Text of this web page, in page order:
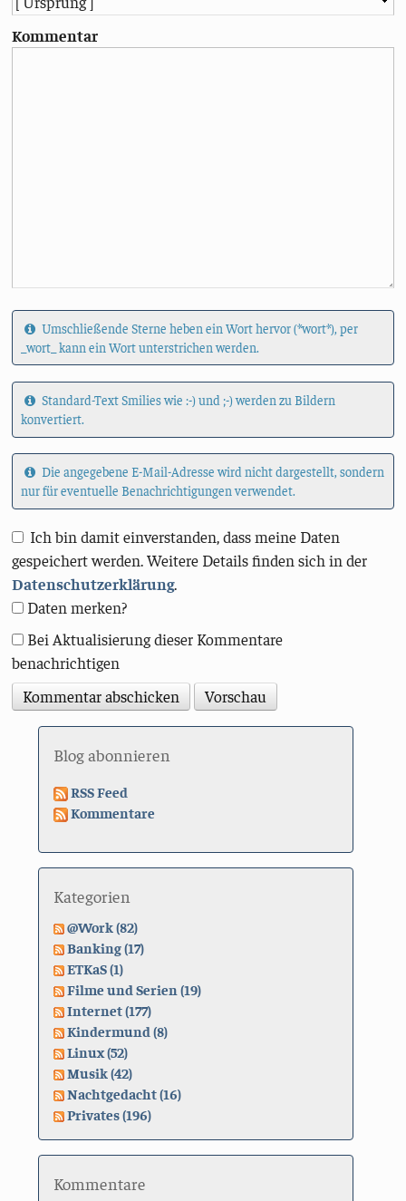
Kommentar
Umschließende Sterne heben ein Wort hervor (*wort*), per
_wort_ kann ein Wort unterstrichen werden.
Standard-Text Smilies wie :-) und ;-) werden zu Bildern
konvertiert.
Die angegebene E-Mail-Adresse wird nicht dargestellt, sondern
nur für eventuelle Benachrichtigungen verwendet.
Ich bin damit einverstanden, dass meine Daten
gespeichert werden. Weitere Details finden sich in der
Datenschutzerklärung.
Daten merken?
Bei Aktualisierung dieser Kommentare
benachrichtigen
Blog abonnieren
RSS Feed
Kommentare
Kategorien
@Work (82)
Banking (17)
ETKaS (1)
Filme und Serien (19)
Internet (177)
Kindermund (8)
Linux (52)
Musik (42)
Nachtgedacht (16)
Privates (196)
Kommentare